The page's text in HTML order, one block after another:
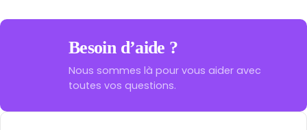
Besoin d’aide ?
Nous sommes là pour vous aider avec
toutes vos questions.